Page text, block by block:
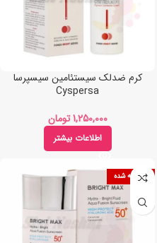
کرم ضدلک سیستئامین سیسپرسا
Cyspersa
تومان
اطلاعات بیشتر
فروخته شده